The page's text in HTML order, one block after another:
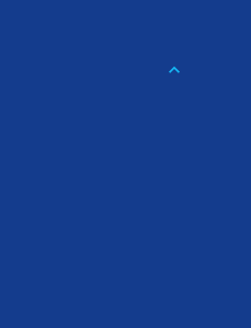
keyboard_arrow_down